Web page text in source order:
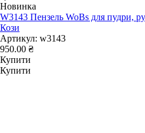
Новинка
W3143 Пензель WoBs для пудри,
Кози
Артикул: w3143
950.00 ₴
Купити
Купити